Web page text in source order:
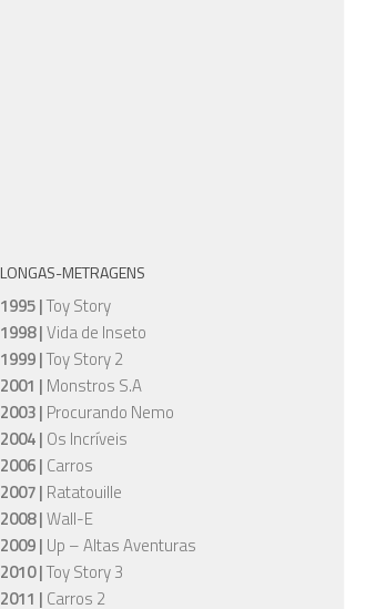
LONGAS-METRAGENS
1995 |Toy Story
1998 |Vida de Inseto
1999 |Toy Story 2
2001 | Monstros S.A
2003 | Procurando Nemo
2004 | Os Incríveis
2006 | Carros
2007 | Ratatouille
2008 |Wall-E
2009 | Up – Altas Aventuras
2010 |Toy Story 3
2011 | Carros 2